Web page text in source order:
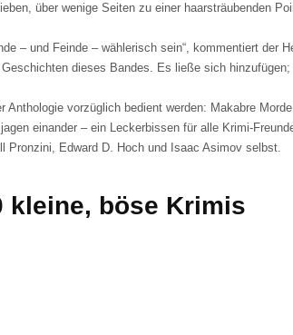
über wenige Seiten zu einer haarsträubenden
– und Feinde – wählerisch sein“, kommentiert der
dieses Bandes. Es ließe sich
vorzüglich bedient werden: Makabre
einander – ein Leckerbissen für alle Krimi-
Pronzini, Edward D. Hoch und Isaac Asimov selbst.
kleine, böse Krimis